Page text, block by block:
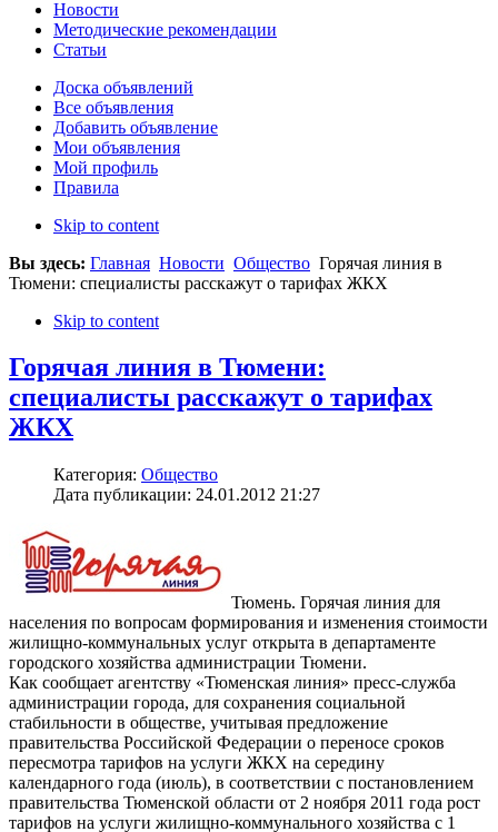
Новости
Методические рекомендации
Статьи
Доска объявлений
Все объявления
Добавить объявление
Мои объявления
Мой профиль
Правила
Skip to content
Вы здесь: Главная Новости Общество Горячая линия в
Тюмени: специалисты расскажут о тарифах ЖКХ
Skip to content
Горячая линия в Тюмени:
специалисты расскажут о тарифах
ЖКХ
Категория: Общество
Дата публикации: 24.01.2012 21:27
Тюмень. Горячая линия для
населения по вопросам формирования и изменения стоимости
жилищно-коммунальных услуг открыта в департаменте
городского хозяйства администрации Тюмени.
Как сообщает агентству «Тюменская линия» пресс-служба
администрации города, для сохранения социальной
стабильности в обществе, учитывая предложение
правительства Российской Федерации о переносе сроков
пересмотра тарифов на услуги ЖКХ на середину
календарного года (июль), в соответствии с постановлением
правительства Тюменской области от 2 ноября 2011 года рост
тарифов на услуги жилищно-коммунального хозяйства с 1